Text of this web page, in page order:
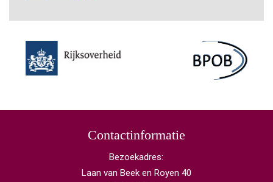
Contactinformatie
Bezoekadres:
Laan van Beek en Royen 40